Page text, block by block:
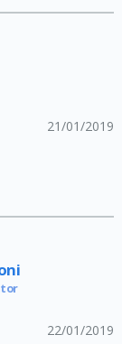
21/01/2019
22/01/2019